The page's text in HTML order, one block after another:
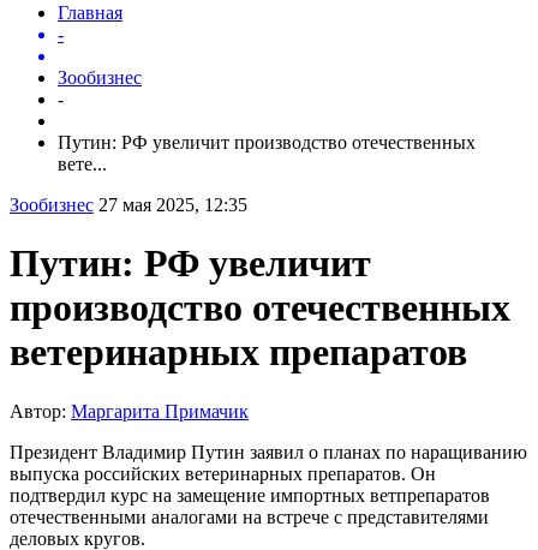
Главная
-
Зообизнес
-
Путин: РФ увеличит производство отечественных
вете...
Зообизнес 27 мая 2025, 12:35
Путин: РФ увеличит
производство отечественных
ветеринарных препаратов
Автор: Маргарита Примачик
Президент Владимир Путин заявил о планах по наращиванию
выпуска российских ветеринарных препаратов. Он
подтвердил курс на замещение импортных ветпрепаратов
отечественными аналогами на встрече с представителями
деловых кругов.